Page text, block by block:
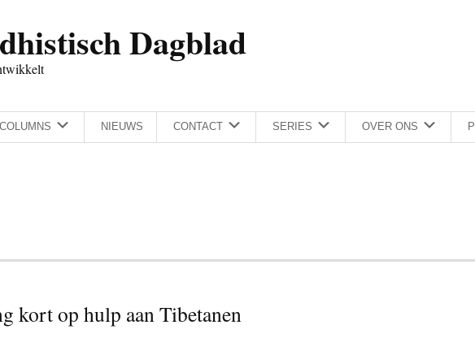
Dagblad
COLUMNS NIEUWS CONTACT SERIES OVER ONS
kort op hulp aan Tibetanen